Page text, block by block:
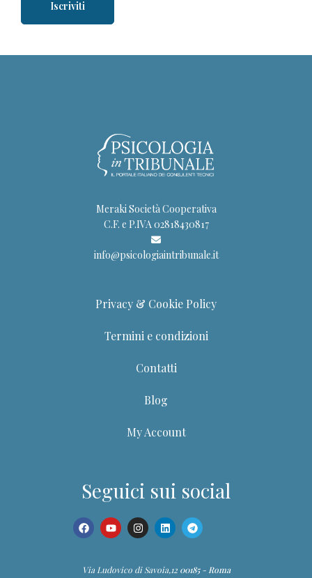
Meraki Società Cooperativa
C.F. e P.IVA 02818430817
info@psicologiaintribunale.it
Privacy & Cookie Policy
Termini e condizioni
Contatti
Blog
My Account
Seguici sui social
Via Ludovico di Savoia,1200185 - Roma